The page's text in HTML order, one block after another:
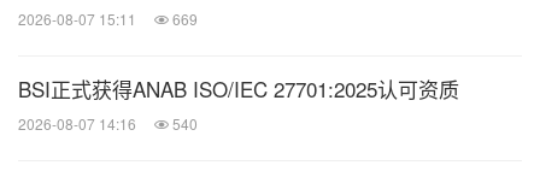
2026-08-07 15:11 669
BSI正式获得ANAB ISO/IEC 27701:2025认可资质
2026-08-07 14:16 540